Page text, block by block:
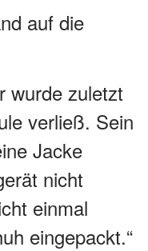
auf die
wurde zuletzt
verließ. Sein
Jacke
nicht
einmal
eingepackt.“